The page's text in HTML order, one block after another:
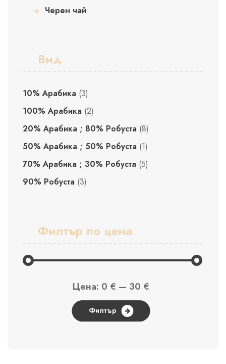
Черен чай
Вид
10% Арабика (3)
100% Арабика (2)
20% Арабика ; 80% Робуста (8)
50% Арабика ; 50% Робуста (1)
70% Арабика ; 30% Робуста (5)
90% Робуста (3)
Филтър по цена
Филтър
Цена: 0 € — 30 €